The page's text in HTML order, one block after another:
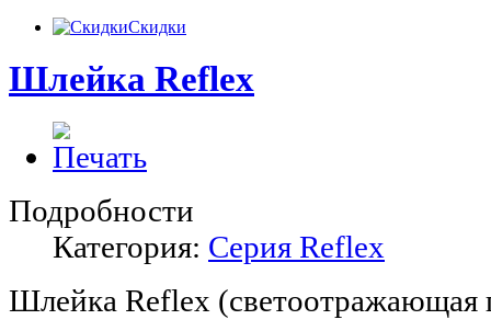
Скидки
Шлейка Reflex
Подробности
Категория: Серия Reflex
Шлейка Reflex (светоотражающая